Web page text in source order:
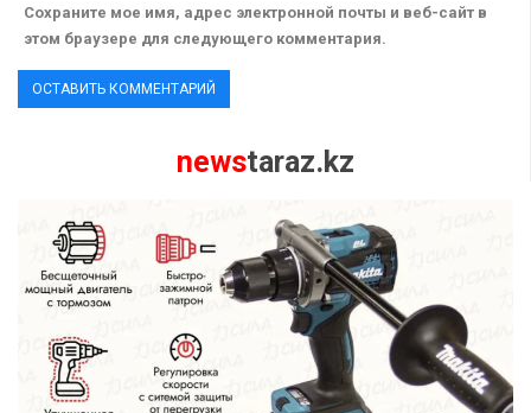
Сохраните мое имя, адрес электронной почты и веб-сайт в
этом браузере для следующего комментария.
newstaraz.kz